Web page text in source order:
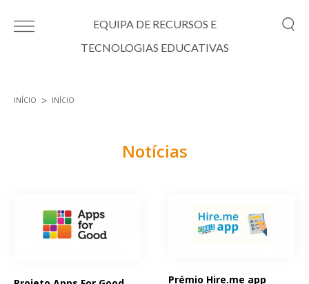
EQUIPA DE RECURSOS E
TECNOLOGIAS EDUCATIVAS
INÍCIO INÍCIO
Notícias
Prémio Hire.me app
Páginas